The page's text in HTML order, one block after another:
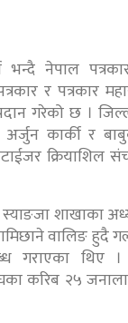
भन्दै नेपाल
र पत्रकार
गरेको छ ।
अर्जुन कार्की र
क्रियाशिल
शाखाका
वालिङ हुदै
गराएका थिए ।
करिब २५